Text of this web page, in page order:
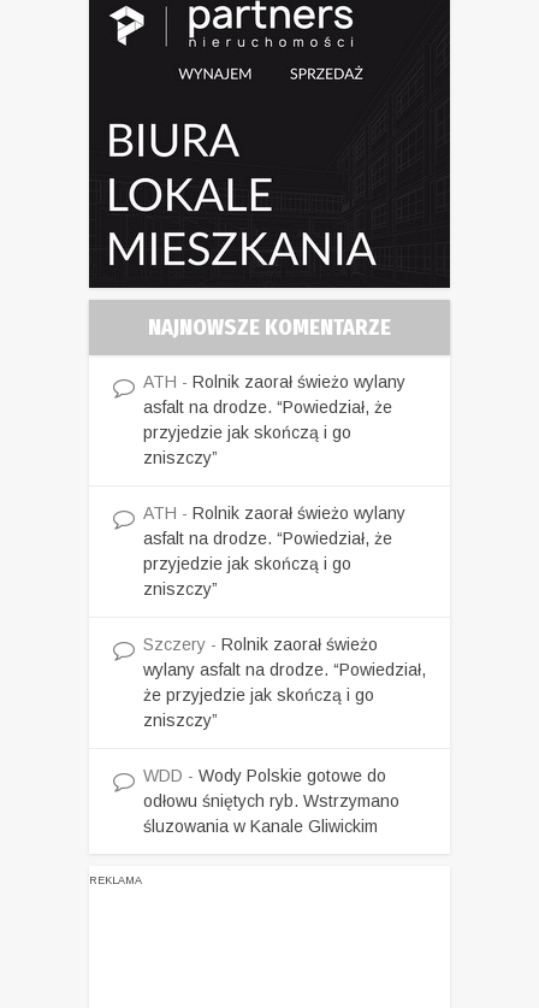
NAJNOWSZE KOMENTARZE
ATH - Rolnik zaorał świeżo wylany
asfalt na drodze. “Powiedział, że
przyjedzie jak skończą i go
zniszczy”
ATH - Rolnik zaorał świeżo wylany
asfalt na drodze. “Powiedział, że
przyjedzie jak skończą i go
zniszczy”
Szczery - Rolnik zaorał świeżo
wylany asfalt na drodze. “Powiedział,
że przyjedzie jak skończą i go
zniszczy”
WDD - Wody Polskie gotowe do
odłowu śniętych ryb. Wstrzymano
śluzowania w Kanale Gliwickim
REKLAMA